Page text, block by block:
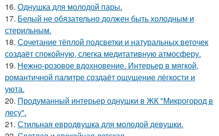
16. Однушка для молодой пары.
17. Белый не обязательно должен быть холодным и
стерильным.
18. Сочетание тёплой подсветки и натуральных веточек
создаёт спокойную, слегка медитативную атмосферу.
19. Нежно-розовое вдохновение. Интерьер в мягкой,
романтичной палитре создаёт ощущение лёгкости и
уюта.
20. Продуманный интерьер однушки в ЖК "Микрогород в
лесу".
21. Стильная евродвушка для молодой девушки.